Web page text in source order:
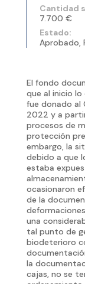
Cantidad
7.700 €
Estado:
Aprobado,
El fondo
que al inicio
fue donado al
2022 y a
procesos de
protección
embargo, la
debido a que
estaba
ocasionaron
de la
una
tal punto de
biodeterioro
la
cajas, no se